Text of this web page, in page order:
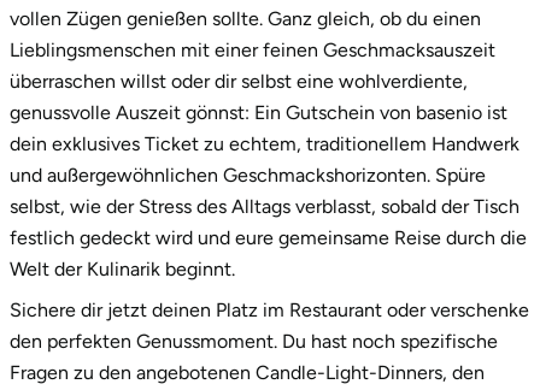
vollen Zügen genießen sollte. Ganz gleich, ob du einen
Lieblingsmenschen mit einer feinen Geschmacksauszeit
überraschen willst oder dir selbst eine wohlverdiente,
genussvolle Auszeit gönnst: Ein Gutschein von basenio ist
dein exklusives Ticket zu echtem, traditionellem Handwerk
und außergewöhnlichen Geschmackshorizonten. Spüre
selbst, wie der Stress des Alltags verblasst, sobald der Tisch
festlich gedeckt wird und eure gemeinsame Reise durch die
Welt der Kulinarik beginnt.
Sichere dir jetzt deinen Platz im Restaurant oder verschenke
den perfekten Genussmoment. Du hast noch spezifische
Fragen zu den angebotenen Candle-Light-Dinners, den